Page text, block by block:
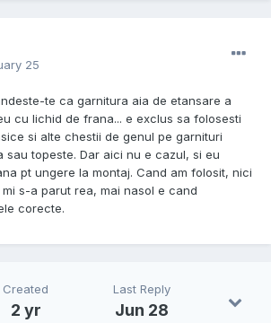
25
te ca garnitura aia de etansare a
cu lichid de frana... e exclus sa folosesti
si alte chestii de genul pe garnituri
sau topeste. Dar aici nu e cazul, si eu
pt ungere la montaj. Cand am folosit, nici
s-a parut rea, mai nasol e cand
corecte.
Created
2 yr
Last Reply
Jun 28